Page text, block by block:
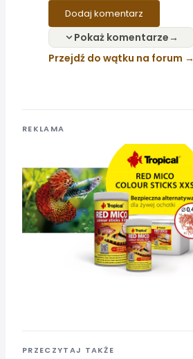
Dodaj komentarz
Pokaż komentarze
Przejdź do wątku na forum
REKLAMA
PRZECZYTAJ TAKŻE